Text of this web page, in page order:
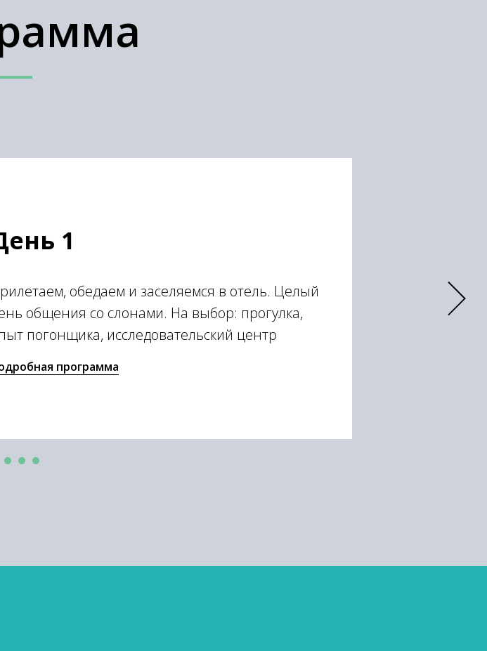
1
обедаем и заселяемся в отель. Целый
общения со слонами. На выбор: прогулка,
погонщика, исследовательский центр
программа